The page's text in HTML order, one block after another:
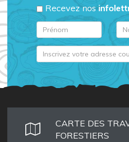
Recevez nos
CARTE DES
FORESTIERS